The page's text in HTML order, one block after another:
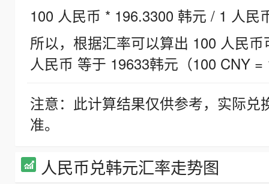
100 人民币 * 196.3300 韩元 / 1 人民
所以，根据汇率可以算出 100 人民
人民币 等于 19633韩元（100 CNY =
注意：此计算结果仅供参考，实际
准。
人民币兑韩元汇率走势图